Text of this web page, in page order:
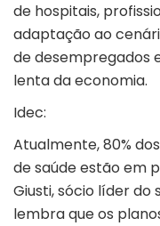
de hospitais,
adaptação ao
de desempregados
lenta da economia.
Idec:
Atualmente, 80%
de saúde estão em
Giusti, sócio líder do
lembra que os